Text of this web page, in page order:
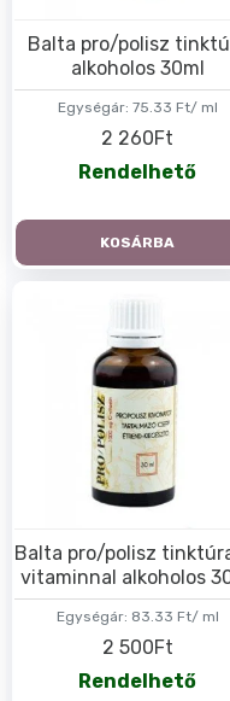
Egységár: 75.33 Ft/ ml
Balta pro/polisz
alkoholos 30ml
2 260Ft
Rendelhető
KOSÁRBA
Egységár: 83.33 Ft/ ml
Balta pro/polisz
vitaminnal alkoholos
2 500Ft
Rendelhető